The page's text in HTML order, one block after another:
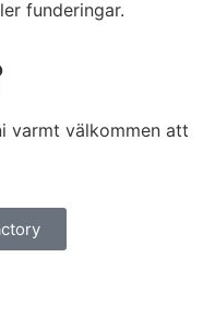
funderingar.
varmt välkommen att